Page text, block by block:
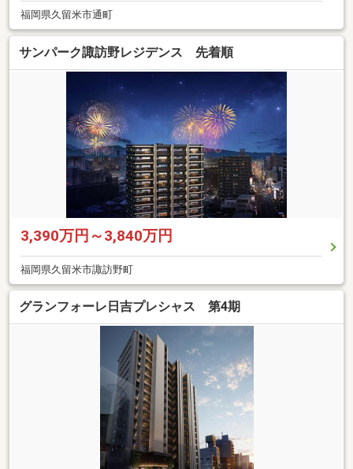
福岡県久留米市通町
サンパーク諏訪野レジデンス 先着順
3,390万円～3,840万円
福岡県久留米市諏訪野町
グランフォーレ日吉プレシャス 第4期